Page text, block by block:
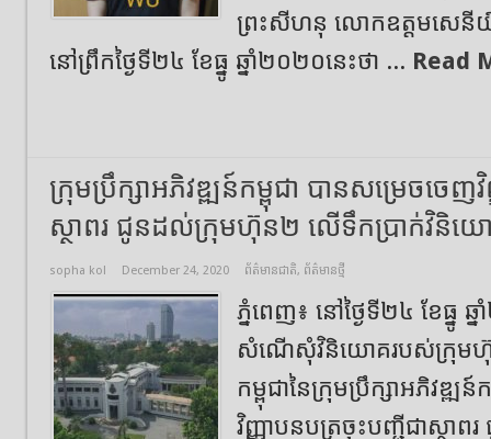
ព្រះសីហនុ លោកឧត្តមសេនី
នៅព្រឹកថ្ងៃទី២៤ ខែធ្នូ ឆ្នាំ២០២០នេះថា ... Read
ក្រុមប្រឹក្សាអភិវឌ្ឍន៍កម្ពុជា បានសម្រេចចេញ
ស្ថាពរ ជូនដល់ក្រុមហ៊ុន២ លើទឹកប្រាក់វិនិយ
sopha kol December 24, 2020 ព័ត៌មានជាតិ, ព័ត៌មានថ្មី
ភ្នំពេញ៖ នៅថ្ងៃទី២៤ ខែធ្នូ
សំណើសុំវិនិយោគរបស់ក្រុមហ៊ុ
កម្ពុជានៃក្រុមប្រឹក្សាអភិវឌ្ឍ
វិញ្ញាបនបត្រចុះបញ្ជីជាស្ថ